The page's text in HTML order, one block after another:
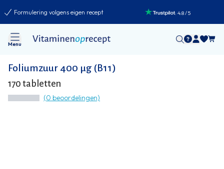
Formulering volgens eigen recept :4.8/5
Menu
Foliumzuur 400 µg (B11)
170 tabletten
(0 beoordelingen)